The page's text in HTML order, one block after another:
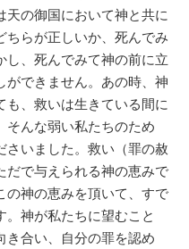
天の御国において神と共に
ちらが正しいか、死んでみ
し、死んでみて神の前に立
ができません。あの時、神
も、救いは生きている間に
そんな弱い私たちのため
さいました。救い（罪の赦
だで与えられる神の恵みで
の神の恵みを頂いて、すで
。神が私たちに望むこと
き合い、自分の罪を認め